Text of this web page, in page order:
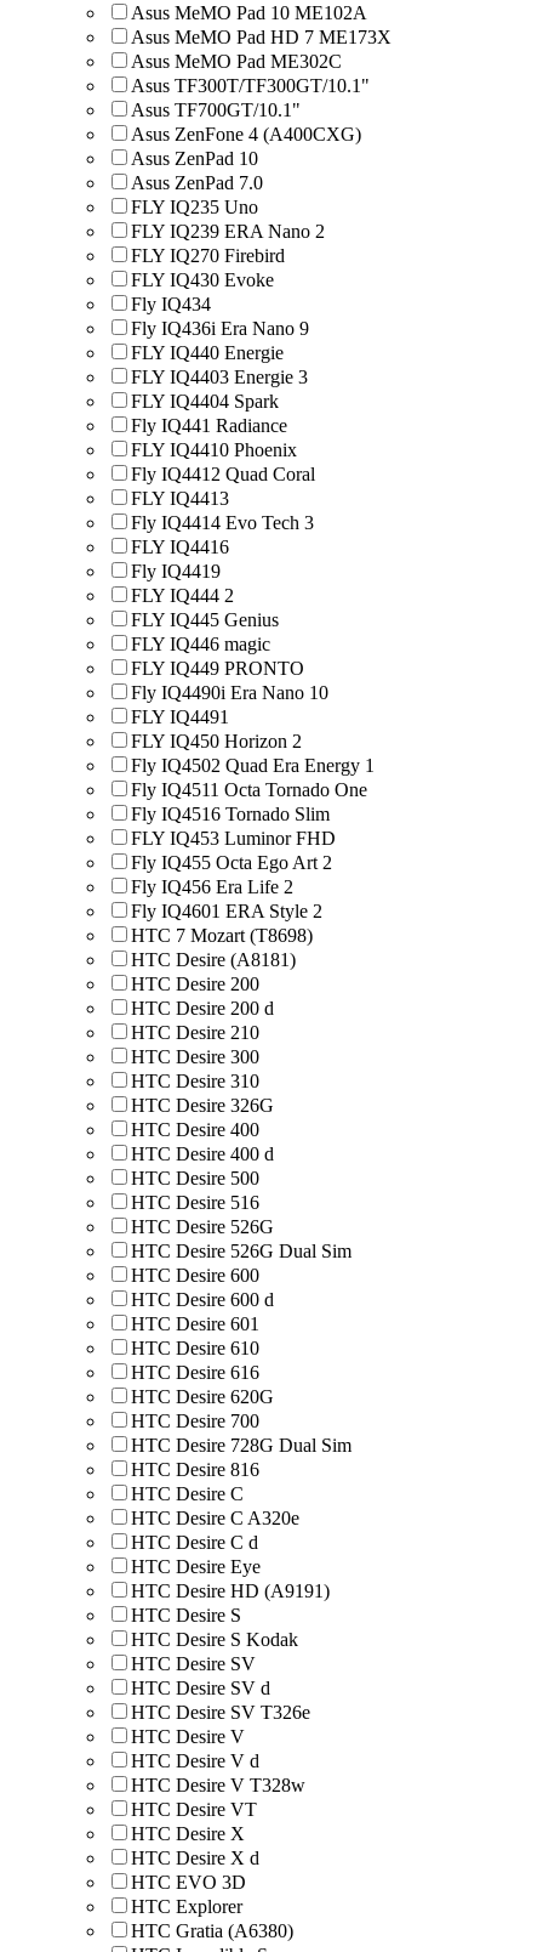
Asus MeMO Pad 10 ME102A
Asus MeMO Pad HD 7 ME173X
Asus MeMO Pad ME302C
Asus TF300T/TF300GT/10.1"
Asus TF700GT/10.1"
Asus ZenFone 4 (A400CXG)
Asus ZenPad 10
Asus ZenPad 7.0
FLY IQ235 Uno
FLY IQ239 ERA Nano 2
FLY IQ270 Firebird
FLY IQ430 Evoke
Fly IQ434
Fly IQ436i Era Nano 9
FLY IQ440 Energie
FLY IQ4403 Energie 3
FLY IQ4404 Spark
Fly IQ441 Radiance
FLY IQ4410 Phoenix
Fly IQ4412 Quad Coral
FLY IQ4413
Fly IQ4414 Evo Tech 3
FLY IQ4416
Fly IQ4419
FLY IQ444 2
FLY IQ445 Genius
FLY IQ446 magic
FLY IQ449 PRONTO
Fly IQ4490i Era Nano 10
FLY IQ4491
FLY IQ450 Horizon 2
Fly IQ4502 Quad Era Energy 1
Fly IQ4511 Octa Tornado One
Fly IQ4516 Tornado Slim
FLY IQ453 Luminor FHD
Fly IQ455 Octa Ego Art 2
Fly IQ456 Era Life 2
Fly IQ4601 ERA Style 2
HTC 7 Mozart (T8698)
HTC Desire (A8181)
HTC Desire 200
HTC Desire 200 d
HTC Desire 210
HTC Desire 300
HTC Desire 310
HTC Desire 326G
HTC Desire 400
HTC Desire 400 d
HTC Desire 500
HTC Desire 516
HTC Desire 526G
HTC Desire 526G Dual Sim
HTC Desire 600
HTC Desire 600 d
HTC Desire 601
HTC Desire 610
HTC Desire 616
HTC Desire 620G
HTC Desire 700
HTC Desire 728G Dual Sim
HTC Desire 816
HTC Desire C
HTC Desire C A320e
HTC Desire C d
HTC Desire Eye
HTC Desire HD (A9191)
HTC Desire S
HTC Desire S Kodak
HTC Desire SV
HTC Desire SV d
HTC Desire SV T326e
HTC Desire V
HTC Desire V d
HTC Desire V T328w
HTC Desire VT
HTC Desire X
HTC Desire X d
HTC EVO 3D
HTC Explorer
HTC Gratia (A6380)